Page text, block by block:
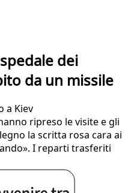
dei
da un missile
a Kiev
ripreso le visite e gli
la scritta rosa cara ai
I reparti trasferiti